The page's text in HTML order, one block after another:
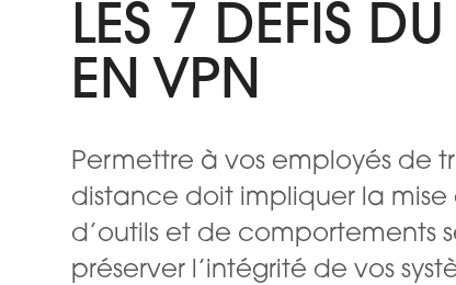
LES 7 DÉFIS
EN VPN
Permettre à vos employés de
distance doit impliquer la
d’outils et de comportements
préserver l’intégrité de vos